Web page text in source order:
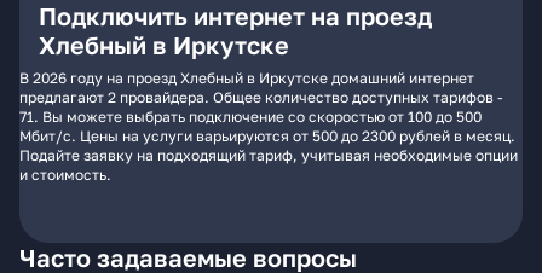
Подключить интернет на проезд
Хлебный в Иркутске
В 2026 году на проезд Хлебный в Иркутске домашний интернет
предлагают 2 провайдера. Общее количество доступных тарифов -
71. Вы можете выбрать подключение со скоростью от 100 до 500
Мбит/с. Цены на услуги варьируются от 500 до 2300 рублей в месяц.
Подайте заявку на подходящий тариф, учитывая необходимые опции
и стоимость.
Часто задаваемые вопросы